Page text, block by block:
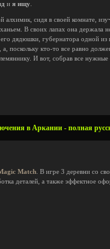
и я ищу
сидя в своей комнате,
В своих лапах она держала
его дядюшки, губернатора одной
поскольку кто-то все равно
И вот, собрав все
в Аркании - полная
Match . В игре 3 деревни со
деталей, а также эффектное